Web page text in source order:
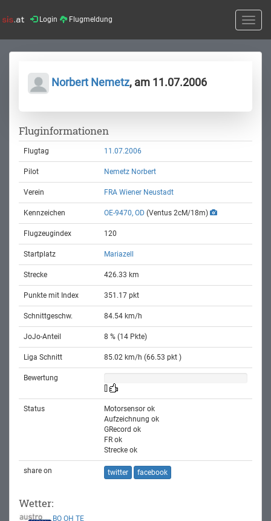
Login Flugmeldung
Toggle
Norbert Nemetz, am 11.07.2006
Fluginformationen
Flugtag 11.07.2006
Pilot Nemetz Norbert
Verein FRA Wiener Neustadt
Kennzeichen OE-9470, OD (Ventus 2cM/18m)
Flugzeugindex 120
Startplatz Mariazell
Strecke 426.33 km
Punkte mit Index 351.17 pkt
Schnittgeschw. 84.54 km/h
JoJo-Anteil 8 % (14 Pkte)
Liga Schnitt 85.02 km/h (66.53 pkt )
Bewertung
Status
Motorsensor ok
Aufzeichnung ok
GRecord ok
FR ok
Strecke ok
share on twitter facebook
Wetter:
BO OH TE